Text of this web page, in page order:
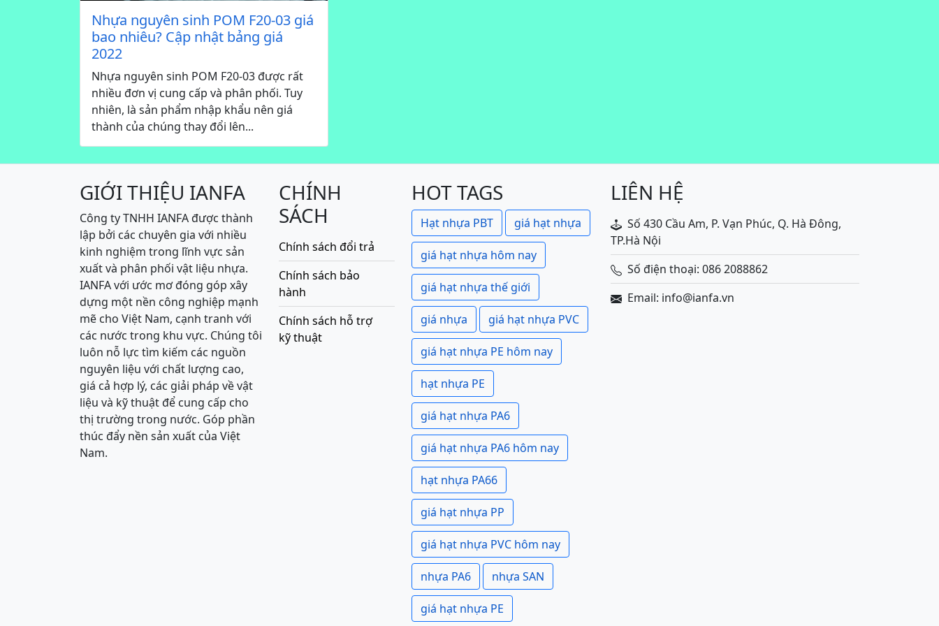
Nhựa nguyên sinh POM F20-03 giá
bao nhiêu? Cập nhật bảng giá
2022
Nhựa nguyên sinh POM F20-03 được rất
nhiều đơn vị cung cấp và phân phối. Tuy
nhiên, là sản phẩm nhập khẩu nên giá
thành của chúng thay đổi lên...
GIỚI THIỆU IANFA
Công ty TNHH IANFA được thành
lập bởi các chuyên gia với nhiều
kinh nghiệm trong lĩnh vực sản
xuất và phân phối vật liệu nhựa.
IANFA với ước mơ đóng góp xây
dựng một nền công nghiệp mạnh
mẽ cho Việt Nam, cạnh tranh với
các nước trong khu vực. Chúng tôi
luôn nỗ lực tìm kiếm các nguồn
nguyên liệu với chất lượng cao,
giá cả hợp lý, các giải pháp về vật
liệu và kỹ thuật để cung cấp cho
thị trường trong nước. Góp phần
thúc đẩy nền sản xuất của Việt
Nam.
CHÍNH
SÁCH
Chính sách đổi trả
Chính sách bảo
hành
Chính sách hỗ trợ
kỹ thuật
HOT TAGS
Hạt nhựa PBT giá hạt nhựa
giá hạt nhựa hôm nay
giá hạt nhựa thế giới
giá nhựa giá hạt nhựa PVC
giá hạt nhựa PE hôm nay
hạt nhựa PE
giá hạt nhựa PA6
giá hạt nhựa PA6 hôm nay
hạt nhựa PA66
giá hạt nhựa PP
giá hạt nhựa PVC hôm nay
nhựa PA6 nhựa SAN
giá hạt nhựa PE
LIÊN HỆ
Số 430 Cầu Am, P. Vạn Phúc, Q. Hà Đông,
TP.Hà Nội
Số điện thoại: 086 2088862
Email: info@ianfa.vn